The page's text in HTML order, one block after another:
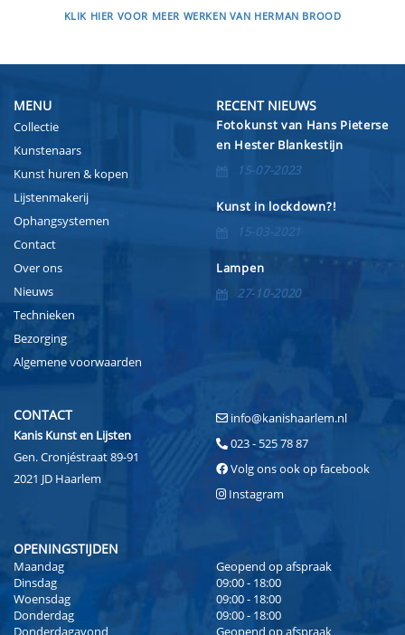
KLIK HIER VOOR MEER WERKEN VAN HERMAN BROOD
MENU
Collectie
Kunstenaars
Kunst huren & kopen
Lijstenmakerij
Ophangsystemen
Contact
Over ons
Nieuws
Technieken
Bezorging
Algemene voorwaarden
RECENT NIEUWS
Fotokunst van Hans Pieterse
en Hester Blankestijn
15-07-2023
Kunst in lockdown?!
15-03-2021
Lampen
27-10-2020
CONTACT
Kanis Kunst en Lijsten
Gen. Cronjéstraat 89-91
2021 JD Haarlem
info@kanishaarlem.nl
023 - 525 78 87
Volg ons ook op facebook
Instagram
OPENINGSTIJDEN
Maandag
Geopend op afspraak
Dinsdag
09:00 - 18:00
Woensdag
09:00 - 18:00
Donderdag
09:00 - 18:00
Donderdagavond
Geopend op afspraak